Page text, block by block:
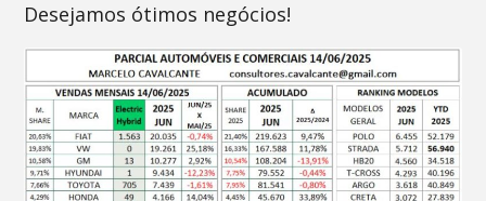
Desejamos ótimos negócios!